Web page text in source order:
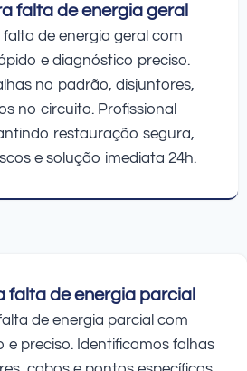
falta de energia geral
de energia geral com
e diagnóstico preciso.
no padrão, disjuntores,
no circuito. Profissional
restauração segura,
e solução imediata 24h.
falta de energia parcial
de energia parcial com
preciso. Identificamos falhas